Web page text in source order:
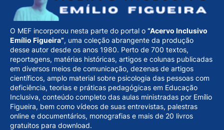
O MEF incorporou nesta parte do portal o “Acervo Inclusivo
Emílio Figueira”, uma coleção abrangente da produção
desse autor desde os anos 1980. Perto de 700 textos,
reportagens, matérias históricas, artigos e colunas publicadas
em diversos meios de comunicação, dezenas de artigos
científicos, amplo material sobre psicologia das pessoas com
deficiência, teorias e práticas pedagógicas em Educação
Inclusiva, conteúdo completo das aulas ministradas por Emílio
Figueira, bem como vídeos de suas entrevistas, palestras
online e documentários, monografias e mais de 20 livros
gratuitos para download.